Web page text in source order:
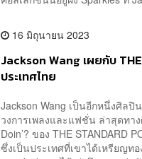
16 มิถุนายน 2023
Jackson Wang เผยกับ
ประเทศไทย
Jackson Wang เป็นอีกหนึ่งศิลปิ
วงการเพลงและแฟชั่น ล่าสุดทา
Doin’? ของ THE STANDARD
ซึ่งเป็นประเทศที่เขาได้เหรียญท